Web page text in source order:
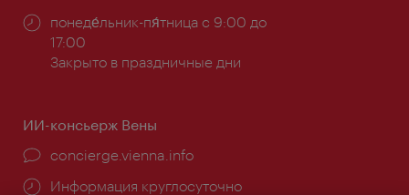
Часы
работы:
понеде́льник-пя́тница с 9:00 до
17:00
Закрыто в праздничные дни
ИИ-консьерж Вены
concierge.vienna.info
Информация круглосуточно